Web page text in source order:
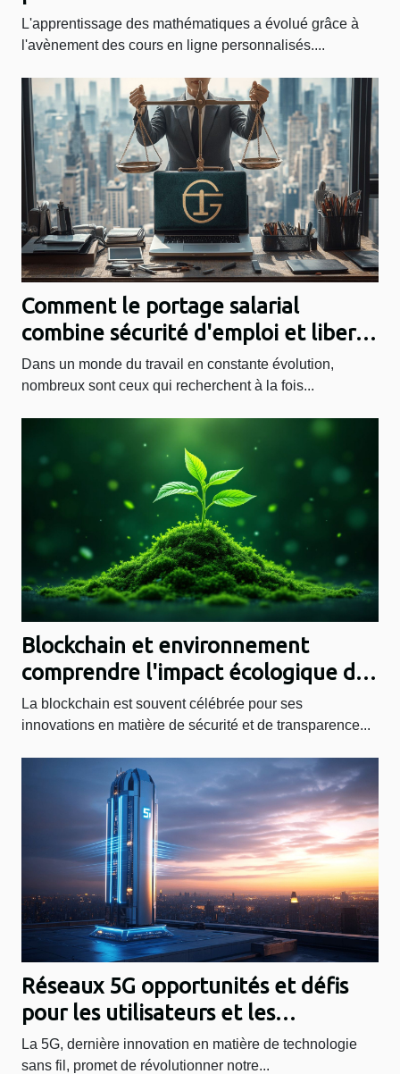
performances en maths ?
L'apprentissage des mathématiques a évolué grâce à
l'avènement des cours en ligne personnalisés....
Comment le portage salarial
combine sécurité d'emploi et liberté
de freelance
Dans un monde du travail en constante évolution,
nombreux sont ceux qui recherchent à la fois...
Blockchain et environnement
comprendre l'impact écologique de
la technologie blockchain
La blockchain est souvent célébrée pour ses
innovations en matière de sécurité et de transparence...
Réseaux 5G opportunités et défis
pour les utilisateurs et les
entreprises
La 5G, dernière innovation en matière de technologie
sans fil, promet de révolutionner notre...